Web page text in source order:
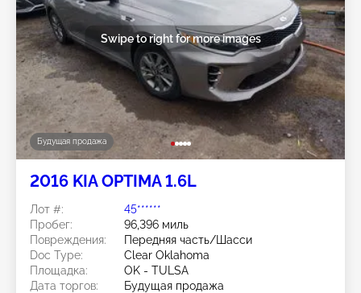
Будущая продажа
Swipe to right for more images
2016 KIA OPTIMA 1.6L
Лот #:
45******
Пробег:
96,396 миль
Повреждения:
Передняя часть/Шасси
Doc Type:
Clear Oklahoma
Площадка:
OK - TULSA
Дата торгов:
Будущая продажа